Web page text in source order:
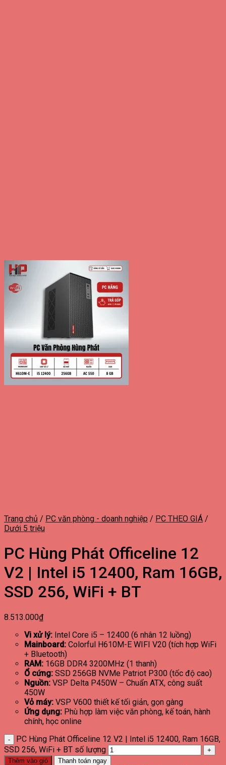
Trang chủ / PC văn phòng - doanh nghiệp / PC THEO GIÁ /
Dưới 5 triệu
PC Hùng Phát Officeline 12
V2 | Intel i5 12400, Ram 16GB,
SSD 256, WiFi + BT
8.513.000₫
Vi xử lý: Intel Core i5 – 12400 (6 nhân 12 luồng)
Mainboard: Colorful H610M-E WIFI V20 (tích hợp WiFi
+ Bluetooth)
RAM: 16GB DDR4 3200MHz (1 thanh)
Ổ cứng: SSD 256GB NVMe Patriot P300 (tốc độ cao)
Nguồn: VSP Delta P450W – Chuẩn ATX, công suất
450W
Vỏ máy: VSP V600 thiết kế tối giản, gọn gàng
Ứng dụng: Phù hợp làm việc văn phòng, kế toán, hành
chính, học online
PC Hùng Phát Officeline 12 V2 | Intel i5 12400, Ram 16GB,
SSD 256, WiFi + BT số lượng
Thêm vào giỏ Thanh toán ngay